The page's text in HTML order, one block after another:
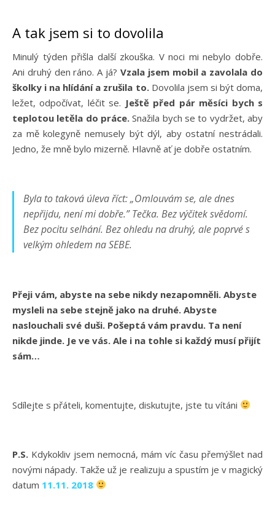
A tak jsem si to dovolila
Minulý týden přišla další zkouška. V noci mi nebylo dobře.
Ani druhý den ráno. A já? Vzala jsem mobil a zavolala do
školky i na hlídání a zrušila to.Dovolila jsem si být doma,
ležet, odpočívat, léčit se. Ještě před pár měsíci bych s
teplotou letěla do práce. Snažila bych se to vydržet, aby
za mě kolegyně nemusely být dýl, aby ostatní nestrádali.
Jedno, že mně bylo mizerně. Hlavně ať je dobře ostatním.
Byla to taková úleva říct:„Omlouvám se, ale dnes
nepřijdu, není mi dobře.”Tečka. Bez výčitek svědomí.
Bez pocitu selhání. Bez ohledu na druhý, ale poprvé s
velkým ohledem na SEBE.
Přeji vám, abyste na sebe nikdy nezapomněli. Abyste
mysleli na sebe stejně jako na druhé. Abyste
naslouchali své duši. Pošeptá vám pravdu. Ta není
nikde jinde. Je ve vás. Ale i na tohle si každý musí přijít
sám…
Sdílejte s přáteli, komentujte, diskutujte, jste tu vítáni
P.S. Kdykokliv jsem nemocná, mám víc času přemýšlet nad
novými nápady. Takže už je realizuju a spustím je v magický
datum 11.11. 2018